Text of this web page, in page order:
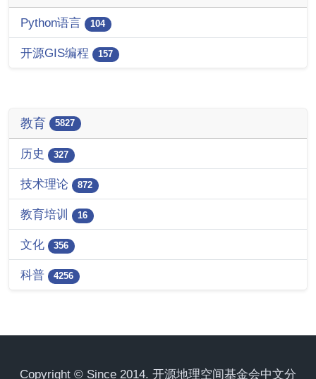
Python语言 104
开源GIS编程 157
教育 5827
历史 327
技术理论 872
教育培训 16
文化 356
科普 4256
Copyright © Since 2014. 开源地理空间基金会中文分